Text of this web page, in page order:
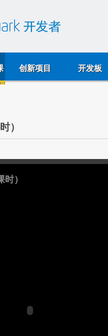
创新项目 开发板
）
）